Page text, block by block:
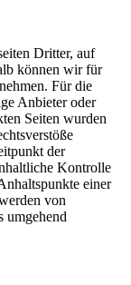
Dritter, auf
können wir für
Für die
Anbieter oder
Seiten wurden
der
Kontrolle
einer
von
umgehend